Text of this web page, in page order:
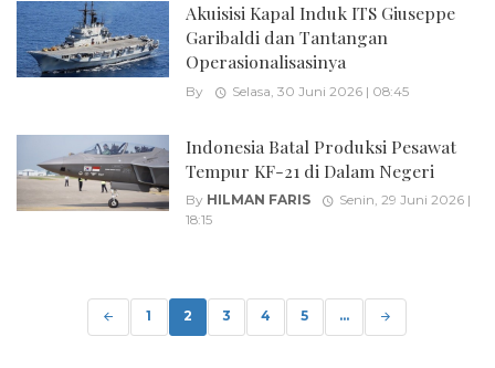
Akuisisi Kapal Induk ITS Giuseppe
Garibaldi dan Tantangan
Operasionalisasinya
By Selasa, 30 Juni 2026 | 08:45
Indonesia Batal Produksi Pesawat
Tempur KF-21 di Dalam Negeri
By HILMAN FARIS
Senin, 29 Juni 2026 |
18:15
navigation
1 2 3 4 5 ...